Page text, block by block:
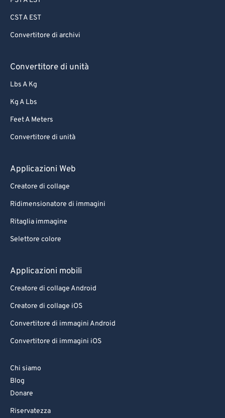
CST A EST
Convertitore di archivi
Convertitore di unità
Lbs A Kg
Kg A Lbs
Feet A Meters
Convertitore di unità
Applicazioni Web
Creatore di collage
Ridimensionatore di immagini
Ritaglia immagine
Selettore colore
Applicazioni mobili
Creatore di collage Android
Creatore di collage iOS
Convertitore di immagini Android
Convertitore di immagini iOS
Chi siamo
Blog
Donare
Riservatezza